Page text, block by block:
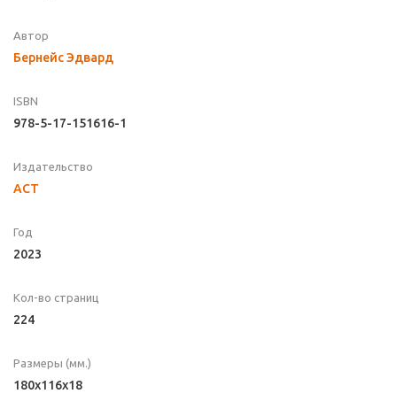
Автор
Бернейс Эдвард
ISBN
978-5-17-151616-1
Издательство
АСТ
Год
2023
Кол-во страниц
224
Размеры (мм.)
180x116x18